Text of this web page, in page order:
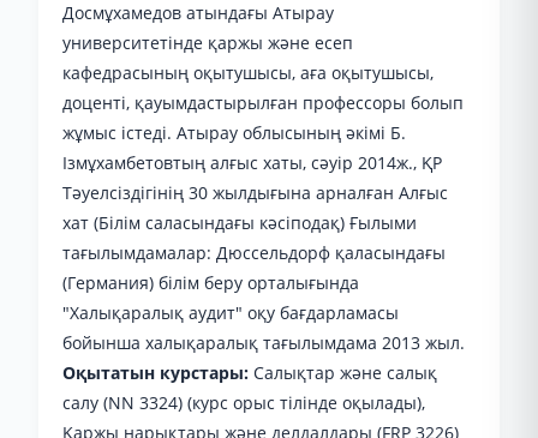
Досмұхамедов атындағы Атырау
университетінде қаржы және есеп
кафедрасының оқытушысы, аға оқытушысы,
доценті, қауымдастырылған профессоры болып
жұмыс істеді. Атырау облысының әкімі Б.
Ізмұхамбетовтың алғыс хаты, сәуір 2014ж., ҚР
Тәуелсіздігінің 30 жылдығына арналған Алғыс
хат (Білім саласындағы кәсіподақ) Ғылыми
тағылымдамалар: Дюссельдорф қаласындағы
(Германия) білім беру орталығында
"Халықаралық аудит" оқу бағдарламасы
бойынша халықаралық тағылымдама 2013 жыл.
Оқытатын курстары: Салықтар және салық
салу (NN 3324) (курс орыс тілінде оқылады),
Қаржы нарықтары және делдалдары (FRP 3226)